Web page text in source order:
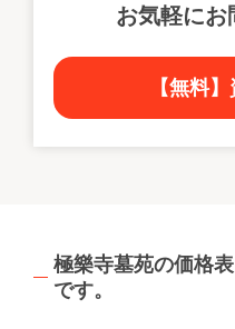
お気軽にお
【無料
極樂寺墓苑の価格
です。